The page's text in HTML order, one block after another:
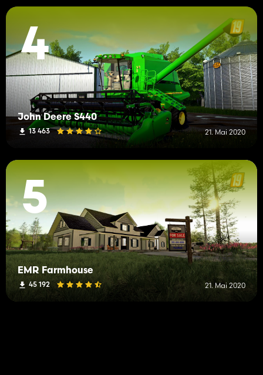
4
John Deere S440
13 463 21. Mai 2020
5
EMR Farmhouse
45 192 21. Mai 2020